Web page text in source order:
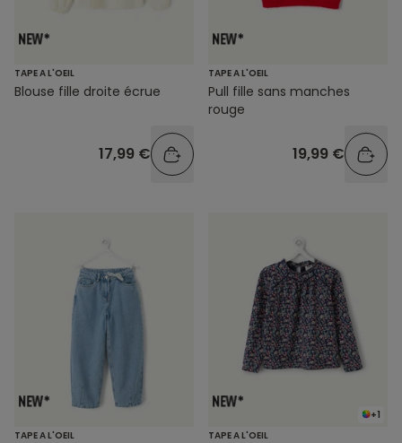
TAPE A L'OEIL
Blouse fille droite écrue
17,99 €
TAPE A L'OEIL
Pull fille sans manches
rouge
19,99 €
TAPE A L'OEIL
+1
TAPE A L'OEIL